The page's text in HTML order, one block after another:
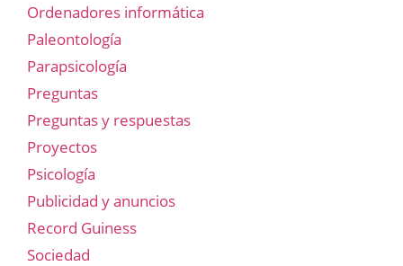
Ordenadores informática
Paleontología
Parapsicología
Preguntas
Preguntas y respuestas
Proyectos
Psicología
Publicidad y anuncios
Record Guiness
Sociedad